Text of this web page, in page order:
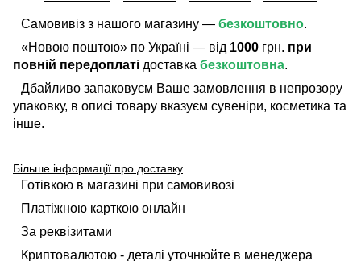
Самовивіз з нашого магазину — безкоштовно.
«Новою поштою» по Україні — від 1000 грн. при
повній передоплаті доставка безкоштовна.
Дбайливо запаковуєм Ваше замовлення в непрозору
упаковку, в описі товару вказуєм сувеніри, косметика та
інше.
Більше інформації про доставку
Готівкою в магазині при самовивозі
Платіжною карткою онлайн
За реквізитами
Криптовалютою - деталі уточнюйте в менеджера